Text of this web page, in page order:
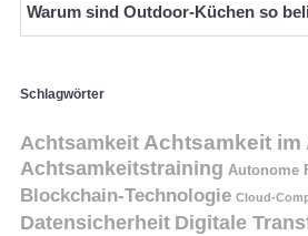
Warum sind Outdoor-Küchen so
Schlagwörter
AchtsamkeitAchtsamkeit im
Achtsamkeitstraining Autonome
Blockchain-Technologie Cloud-
Datensicherheit Digitale